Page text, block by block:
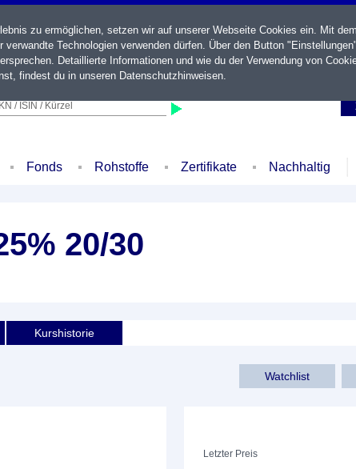
/ ISIN / Kürzel
Fonds Rohstoffe Zertifikate Nachhaltig
20/30
Kurshistorie
Watchlist
Letzter Preis
zu ermöglichen, setzen wir auf unserer Webseite Cookies ein. Mit
Technologien verwenden dürfen. Über den Button
Detaillierte Informationen und wie du der Verwendung von
findest du in unseren Datenschutzhinweisen.